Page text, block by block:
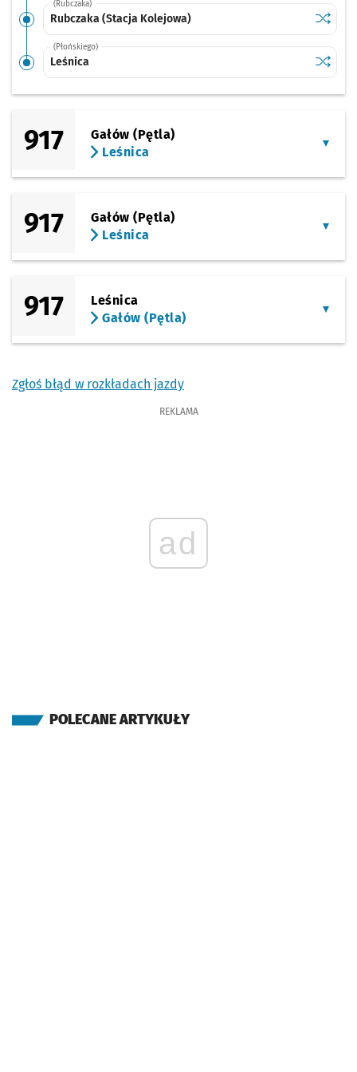
(Rubczaka)
Rubczaka (Stacja Kolejowa)
(Płońskiego)
Leśnica
917
Gałów (Pętla)
Leśnica
917
Gałów (Pętla)
Leśnica
917
Leśnica
Gałów (Pętla)
Zgłoś błąd w rozkładach jazdy
REKLAMA
ad
POLECANE ARTYKUŁY